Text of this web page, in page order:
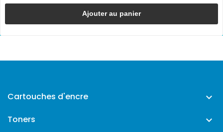
Ajouter au panier
Cartouches d'encre 
Toners 